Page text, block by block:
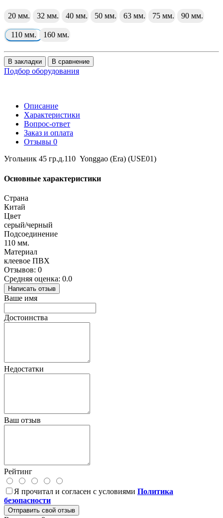
20 мм. 32 мм. 40 мм. 50 мм. 63 мм. 75 мм. 90 мм.
110 мм. 160 мм.
В закладки В сравнение
Подбор оборудования
Описание
Характеристики
Вопрос-ответ
Заказ и оплата
Отзывы 0
Угольник 45 гр.д.110 Yonggao (Era) (USE01)
Основные характеристики
Страна
Китай
Цвет
серый/черный
Подсоединение
110 мм.
Материал
клеевое ПВХ
Отзывов: 0
Средняя оценка: 0.0
Написать отзыв
Ваше имя
Достоинства
Недостатки
Ваш отзыв
Рейтинг
Я прочитал и согласен с условиями Политика
безопасности
Отправить свой отзыв